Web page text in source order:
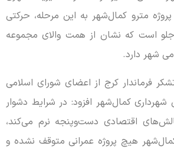
مترو کمال‌شهر به این مرحله، حرکتی
است که نشان از همت والای مجموعه
شهر دارد.
فرماندار کرج از اعضای شورای اسلامی
شهرداری کمال‌شهر افزود: در شرایط دشوار
اقتصادی دست‌وپنجه نرم می‌کند،
هیچ پروژه عمرانی متوقف نشده و